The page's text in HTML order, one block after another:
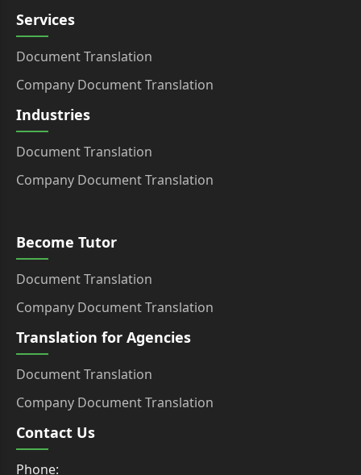
Services
Document Translation
Company Document Translation
Industries
Document Translation
Company Document Translation
Become Tutor
Document Translation
Company Document Translation
Translation for Agencies
Document Translation
Company Document Translation
Contact Us
Phone: